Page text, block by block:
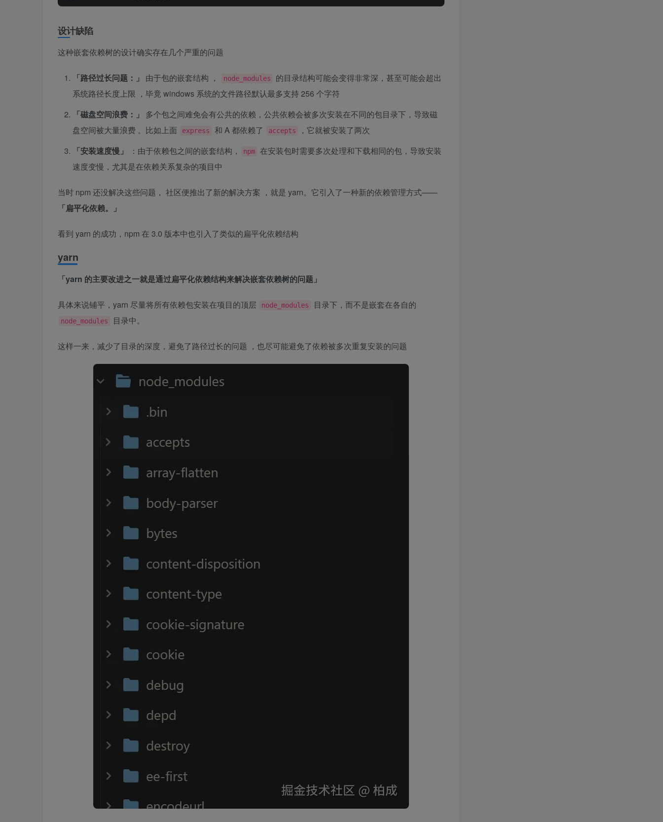
设计缺陷
这种嵌套依赖树的设计确实存在几个严重的问题
「路径过长问题：」 由于包的嵌套结构 ， node_modules
的目录结构可能会变得非常深，甚至可能会超出
系统路径长度上限 ，毕竟 windows 系统的文件路径默认最多支持 256 个字符
「磁盘空间浪费：」
多个包之间难免会有公共的依赖，公共依赖会被多次安装在不同的包目录下，导致磁
盘空间被大量浪费 。比如上面
express 和 A 都依赖了 accepts
，它就被安装了两次
「安装速度慢」
：由于依赖包之间的嵌套结构， npm
在安装包时需要多次处理和下载相同的包，导致安装
速度变慢，尤其是在依赖关系复杂的项目中
当时 npm 还没解决这些问题， 社区便推出了新的解决方案 ，就是 yarn。它引入了一种新的依赖管理方式——
「扁平化依赖。」
看到 yarn 的成功，npm 在 3.0 版本中也引入了类似的扁平化依赖结构
yarn
「yarn 的主要改进之一就是通过扁平化依赖结构来解决嵌套依赖树的问题」
具体来说铺平，yarn 尽量将所有依赖包安装在项目的顶层 node_modules 目录下，而不是嵌套在各自的
node_modules 目录中。
这样一来，减少了目录的深度，避免了路径过长的问题 ，也尽可能避免了依赖被多次重复安装的问题